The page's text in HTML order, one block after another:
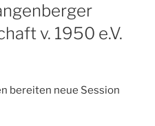
v. 1950 e.V.
bereiten neue Session